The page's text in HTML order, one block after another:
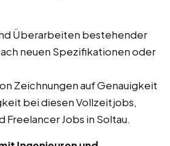
Überarbeiten bestehender
neuen Spezifikationen oder
Zeichnungen auf Genauigkeit
bei diesen Vollzeitjobs,
Freelancer Jobs in Soltau.